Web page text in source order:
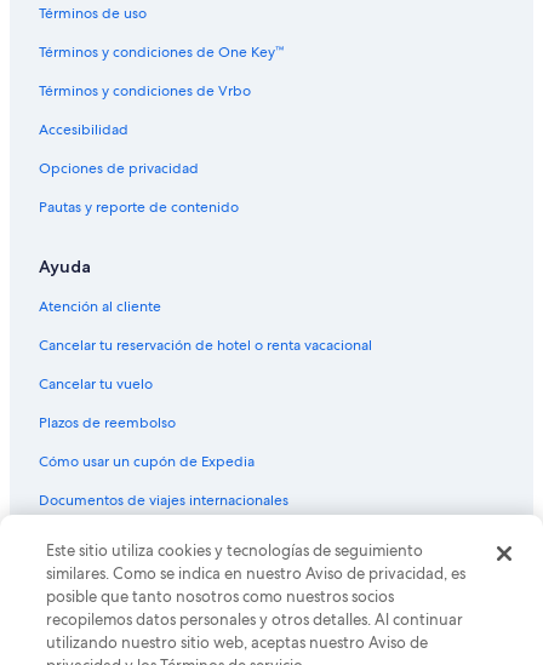
Términos de uso
Términos y condiciones de One Key™
Términos y condiciones de Vrbo
Accesibilidad
Opciones de privacidad
Pautas y reporte de contenido
Ayuda
Atención al cliente
Cancelar tu reservación de hotel o renta vacacional
Cancelar tu vuelo
Plazos de reembolso
Cómo usar un cupón de Expedia
Documentos de viajes internacionales
© 2026 Expedia, Inc., una empresa de Expedia Group. Todos los
derechos reservados. Expedia y el logo de Expedia son marcas
registradas o marcas comerciales de Expedia, Inc. CST# 2029030-50.
Este sitio utiliza cookies y tecnologías de seguimiento
similares. Como se indica en nuestro Aviso de privacidad, es
posible que tanto nosotros como nuestros socios
recopilemos datos personales y otros detalles. Al continuar
utilizando nuestro sitio web, aceptas nuestro Aviso de